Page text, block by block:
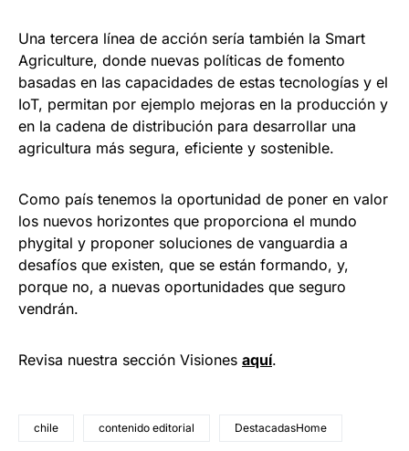
Una tercera línea de acción sería también la Smart
Agriculture, donde nuevas políticas de fomento
basadas en las capacidades de estas tecnologías y el
IoT, permitan por ejemplo mejoras en la producción y
en la cadena de distribución para desarrollar una
agricultura más segura, eficiente y sostenible.
Como país tenemos la oportunidad de poner en valor
los nuevos horizontes que proporciona el mundo
phygital y proponer soluciones de vanguardia a
desafíos que existen, que se están formando, y,
porque no, a nuevas oportunidades que seguro
vendrán.
Revisa nuestra sección Visiones aquí.
chile contenido editorial DestacadasHome